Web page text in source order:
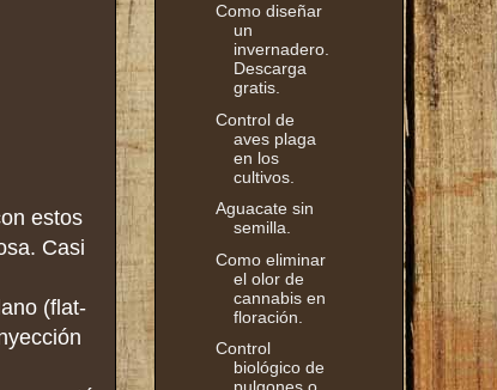
estos
Casi
(flat-
Como diseñar
un
invernadero.
Descarga
gratis.
Control de
aves plaga
en los
cultivos.
Aguacate sin
semilla.
Como eliminar
el olor de
cannabis en
floración.
Control
biológico de